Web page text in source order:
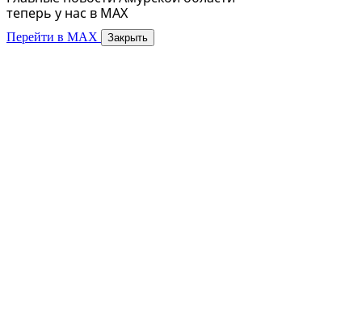
теперь у нас в MAX
Перейти в MAX Закрыть